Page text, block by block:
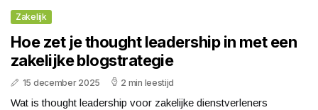
Zakelijk
Hoe zet je thought leadership in met een
zakelijke blogstrategie
15 december 2025 2 min leestijd
Wat is thought leadership voor zakelijke dienstverleners